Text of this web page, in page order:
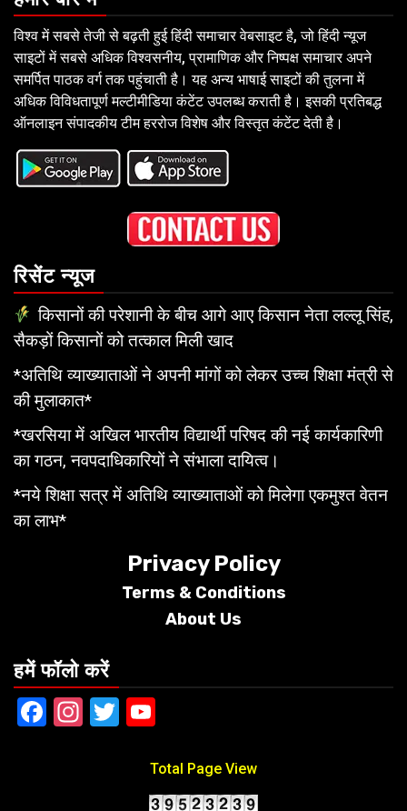
विश्व में सबसे तेजी से बढ़ती हुई हिंदी समाचार वेबसाइट है, जो हिंदी न्यूज
साइटों में सबसे अधिक विश्वसनीय, प्रामाणिक और निष्पक्ष समाचार अपने
समर्पित पाठक वर्ग तक पहुंचाती है। यह अन्य भाषाई साइटों की तुलना में
अधिक विविधतापूर्ण मल्टीमीडिया कंटेंट उपलब्ध कराती है। इसकी प्रतिबद्ध
ऑनलाइन संपादकीय टीम हररोज विशेष और विस्तृत कंटेंट देती है।
रिसेंट न्यूज
किसानों की परेशानी के बीच आगे आए किसान नेता लल्लू सिंह,
सैकड़ों किसानों को तत्काल मिली खाद
*अतिथि व्याख्याताओं ने अपनी मांगों को लेकर उच्च शिक्षा मंत्री से
की मुलाकात*
*खरसिया में अखिल भारतीय विद्यार्थी परिषद की नई कार्यकारिणी
का गठन, नवपदाधिकारियों ने संभाला दायित्व।
*नये शिक्षा सत्र में अतिथि व्याख्याताओं को मिलेगा एकमुश्त वेतन
का लाभ*
Privacy Policy
Terms & Conditions
About Us
हमें फॉलो करें
Facebook
Instagram
Twitter
Total Page View